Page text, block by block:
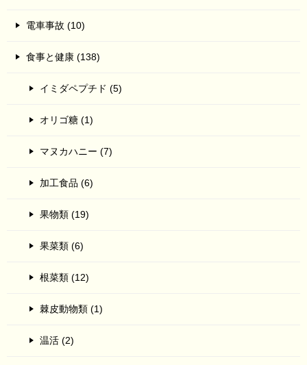
電車事故 (10)
食事と健康 (138)
イミダペプチド (5)
オリゴ糖 (1)
マヌカハニー (7)
加工食品 (6)
果物類 (19)
果菜類 (6)
根菜類 (12)
棘皮動物類 (1)
温活 (2)